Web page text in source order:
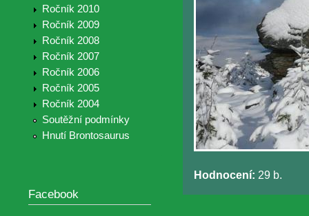
Ročník 2010
Ročník 2009
Ročník 2008
Ročník 2007
Ročník 2006
Ročník 2005
Ročník 2004
Soutěžní podmínky
Hnutí Brontosaurus
Facebook
Hodnocení: 29 b.